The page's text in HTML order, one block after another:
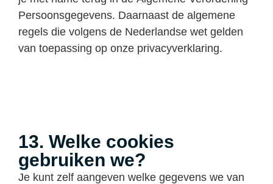
Persoonsgegevens. Daarnaast de algemene
regels die volgens de Nederlandse wet gelden
van toepassing op onze privacyverklaring.
13. Welke cookies
gebruiken we?
Je kunt zelf aangeven welke gegevens we van